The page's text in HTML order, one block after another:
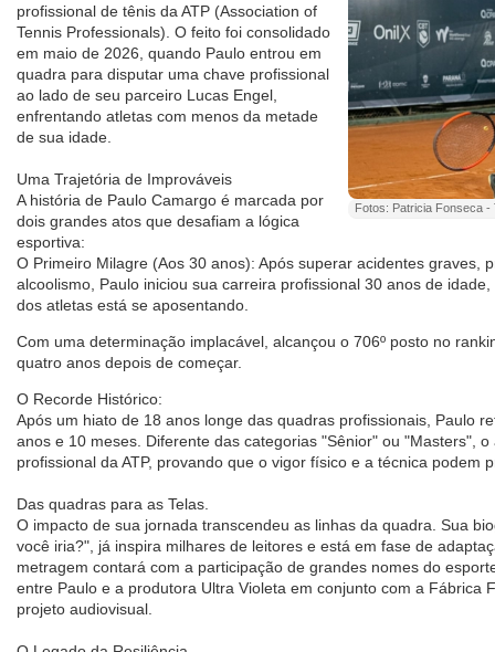
Fotos: Patricia Fonseca -
profissional de tênis da ATP (Association of
Tennis Professionals). O feito foi consolidado
em maio de 2026, quando Paulo entrou em
quadra para disputar uma chave profissional
ao lado de seu parceiro Lucas Engel,
enfrentando atletas com menos da metade
de sua idade.
Uma Trajetória de Improváveis
A história de Paulo Camargo é marcada por
dois grandes atos que desafiam a lógica
esportiva:
O Primeiro Milagre (Aos 30 anos): Após superar acidentes graves,
alcoolismo, Paulo iniciou sua carreira profissional 30 anos de
dos atletas está se aposentando.
Com uma determinação implacável, alcançou o 706º posto no
quatro anos depois de começar.
O Recorde Histórico:
Após um hiato de 18 anos longe das quadras profissionais, Paulo
anos e 10 meses. Diferente das categorias "Sênior" ou "Masters",
profissional da ATP, provando que o vigor físico e a técnica podem
Das quadras para as Telas.
O impacto de sua jornada transcendeu as linhas da quadra. Sua
você iria?", já inspira milhares de leitores e está em fase de
metragem contará com a participação de grandes nomes do
entre Paulo e a produtora Ultra Violeta em conjunto com a Fábrica
projeto audiovisual.